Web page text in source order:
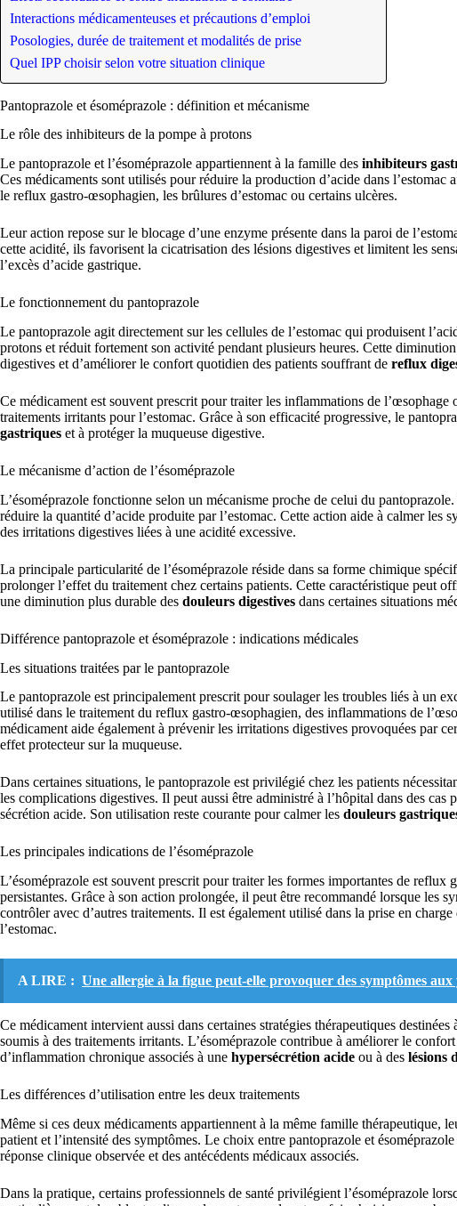
Interactions médicamenteuses et précautions d’emploi
Posologies, durée de traitement et modalités de prise
Quel IPP choisir selon votre situation clinique
Pantoprazole et ésoméprazole : définition et mécanisme
Le rôle des inhibiteurs de la pompe à protons
Le pantoprazole et l’ésoméprazole appartiennent à la famille des inhibiteurs
Ces médicaments sont utilisés pour réduire la production d’acide dans
le reflux gastro-œsophagien, les brûlures d’estomac ou certains ulcères.
Leur action repose sur le blocage d’une enzyme présente dans la paroi de
cette acidité, ils favorisent la cicatrisation des lésions digestives et limitent les
l’excès d’acide gastrique.
Le fonctionnement du pantoprazole
Le pantoprazole agit directement sur les cellules de l’estomac qui produisent
protons et réduit fortement son activité pendant plusieurs heures. Cette
digestives et d’améliorer le confort quotidien des patients souffrant de reflux
Ce médicament est souvent prescrit pour traiter les inflammations de
traitements irritants pour l’estomac. Grâce à son efficacité progressive, le
gastriques et à protéger la muqueuse digestive.
Le mécanisme d’action de l’ésoméprazole
L’ésoméprazole fonctionne selon un mécanisme proche de celui du
réduire la quantité d’acide produite par l’estomac. Cette action aide à calmer les
des irritations digestives liées à une acidité excessive.
La principale particularité de l’ésoméprazole réside dans sa forme chimique
prolonger l’effet du traitement chez certains patients. Cette caractéristique peut
une diminution plus durable des douleurs digestives dans certaines situations
Différence pantoprazole et ésoméprazole : indications médicales
Les situations traitées par le pantoprazole
Le pantoprazole est principalement prescrit pour soulager les troubles liés à un
utilisé dans le traitement du reflux gastro-œsophagien, des inflammations de
médicament aide également à prévenir les irritations digestives provoquées par
effet protecteur sur la muqueuse.
Dans certaines situations, le pantoprazole est privilégié chez les patients
les complications digestives. Il peut aussi être administré à l’hôpital dans des cas
sécrétion acide. Son utilisation reste courante pour calmer les douleurs
Les principales indications de l’ésoméprazole
L’ésoméprazole est souvent prescrit pour traiter les formes importantes de reflux
persistantes. Grâce à son action prolongée, il peut être recommandé lorsque les
contrôler avec d’autres traitements. Il est également utilisé dans la prise en
l’estomac.
A LIRE : Une allergie à la figue peut-elle provoquer des symptômes aux
Ce médicament intervient aussi dans certaines stratégies thérapeutiques
soumis à des traitements irritants. L’ésoméprazole contribue à améliorer le
d’inflammation chronique associés à une hypersécrétion acide ou à des lésions
Les différences d’utilisation entre les deux traitements
Même si ces deux médicaments appartiennent à la même famille thérapeutique,
patient et l’intensité des symptômes. Le choix entre pantoprazole et
réponse clinique observée et des antécédents médicaux associés.
Dans la pratique, certains professionnels de santé privilégient l’ésoméprazole